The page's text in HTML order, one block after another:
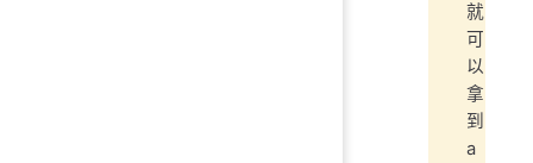
就
可
以
拿
到
a